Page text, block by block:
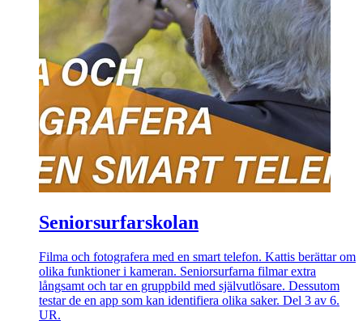
Seniorsurfarskolan
Filma och fotografera med en smart telefon. Kattis berättar om
olika funktioner i kameran. Seniorsurfarna filmar extra
långsamt och tar en gruppbild med självutlösare. Dessutom
testar de en app som kan identifiera olika saker. Del 3 av 6.
UR.